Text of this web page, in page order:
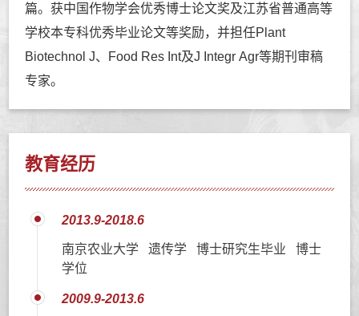
篇。获中国作物学会优秀博士论文奖及江苏省普通高等
学校本专科优秀毕业论文等奖励，并担任Plant
Biotechnol J、Food Res Int及J Integr Agr等期刊审稿
专家。
教育经历
2013.9-2018.6
南京农业大学 遗传学 博士研究生毕业 博士
学位
2009.9-2013.6